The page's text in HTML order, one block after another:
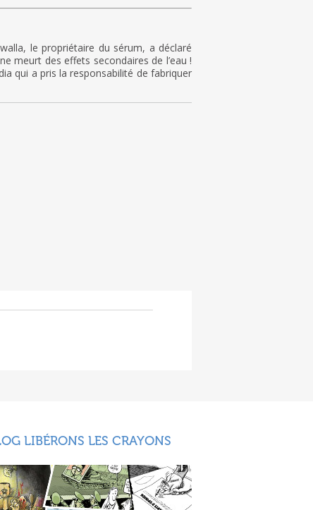
le propriétaire du sérum, a déclaré
meurt des effets secondaires de l’eau !
qui a pris la responsabilité de fabriquer
LIBÉRONS LES CRAYONS